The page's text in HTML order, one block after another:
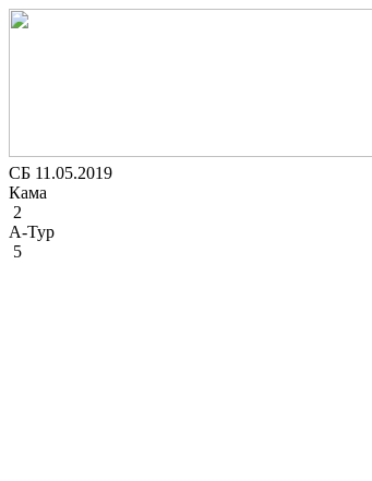
СБ 11.05.2019
Кама
2
А-Тур
5